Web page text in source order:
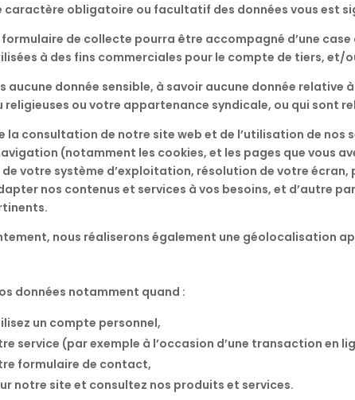
caractère obligatoire ou facultatif des données vous est
formulaire de collecte pourra être accompagné d’une
à des fins commerciales pour le compte de tiers, et/
aucune donnée sensible, à savoir aucune donnée
religieuses ou votre appartenance syndicale, ou qui sont
la consultation de notre site web et de l’utilisation de
(notamment les cookies, et les pages que vous
votre système d’exploitation, résolution de votre
nos contenus et services à vos besoins, et d’autre
nous réaliserons également une géolocalisation
données notamment quand :
un compte personnel,
service (par exemple à l’occasion d’une transaction en
formulaire de contact,
notre site et consultez nos produits et services.